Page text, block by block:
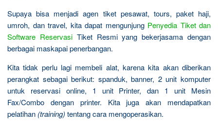
Supaya bisa menjadi agen tiket pesawat, tours, paket haji,
umroh, dan travel, kita dapat mengunjung Penyedia Tiket dan
Software ReservasiTiket Resmi yang bekerjasama dengan
berbagai maskapai penerbangan.
Kita tidak perlu lagi membeli alat, karena kita akan diberikan
perangkat sebagai berikut: spanduk, banner, 2 unit komputer
untuk reservasi online, 1 unit Printer, dan 1 unit Mesin
Fax/Combo dengan printer. Kita juga akan mendapatkan
pelatihan (training) tentang cara mengoperasikan.